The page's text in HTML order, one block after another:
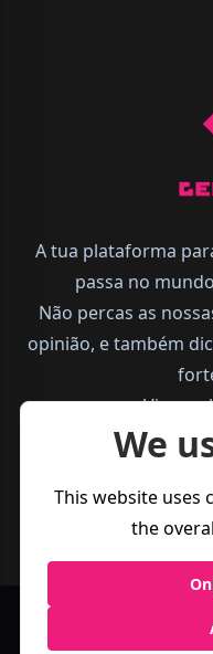
A tua plataforma
passa no
Não percas as
opinião, e também
Vive
Business
We
This website uses
the